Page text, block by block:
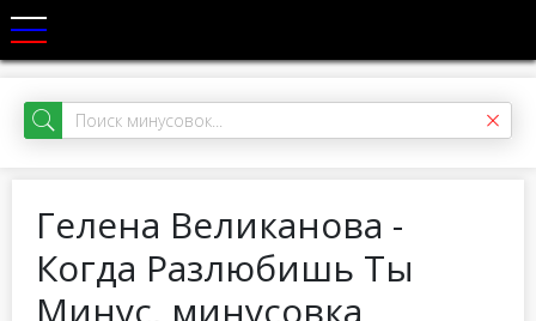
Гелена Великанова -
Когда Разлюбишь Ты
Минус, минусовка